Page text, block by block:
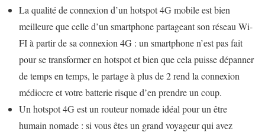
La qualité de connexion d’un hotspot 4G mobile est bien
meilleure que celle d’un smartphone partageant son réseau Wi-
FI à partir de sa connexion 4G : un smartphone n’est pas fait
pour se transformer en hotspot et bien que cela puisse dépanner
de temps en temps, le partage à plus de 2 rend la connexion
médiocre et votre batterie risque d’en prendre un coup.
Un hotspot 4G est un routeur nomade idéal pour un être
humain nomade : si vous êtes un grand voyageur qui avez